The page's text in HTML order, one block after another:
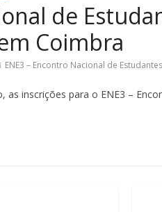
de
Coimbra
ENE3 – Encontro Nacional de
as inscrições para o ENE3 –